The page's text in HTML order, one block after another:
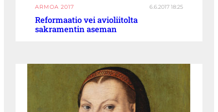
ARMOA 2017 6.6.2017 18:25
Reformaatio vei avioliitolta
sakramentin aseman